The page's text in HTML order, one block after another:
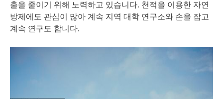
출을 줄이기 위해 노력하고 있습니다. 천적을 이용한 자연
방제에도 관심이 많아 계속 지역 대학 연구소와 손을 잡고
계속 연구도 합니다.